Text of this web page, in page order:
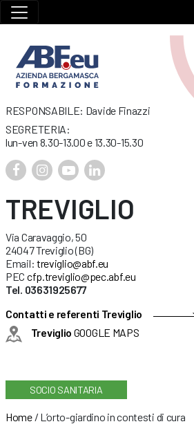
RESPONSABILE: Davide Finazzi
SEGRETERIA:
lun-ven 8.30-13.00 e 13.30-15.30
TREVIGLIO
Via Caravaggio, 50
24047 Treviglio (BG)
Email: treviglio@abf.eu
PEC cfp.treviglio@pec.abf.eu
Tel. 03631925677
Contatti e referenti Treviglio
Treviglio GOOGLE MAPS
SOCIO SANITARIA
Home/ L’orto-giardino in contesti di cura